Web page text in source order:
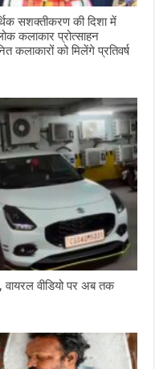
सशक्तीकरण की दिशा में
कलाकार प्रोत्साहन
को मिलेंगे प्रतिवर्ष
वीडियो पर अब तक